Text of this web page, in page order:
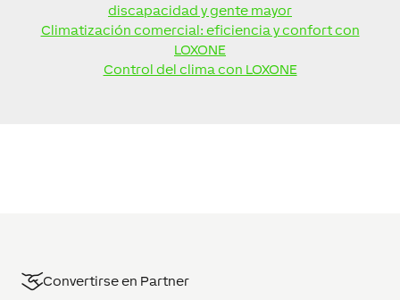
discapacidad y gente mayor
Climatización comercial: eficiencia y confort con
LOXONE
Control del clima con LOXONE
Convertirse en Partner